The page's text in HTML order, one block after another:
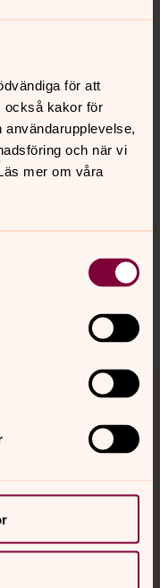
för att
också kakor för
och när vi
mer om våra
chatta anonymt